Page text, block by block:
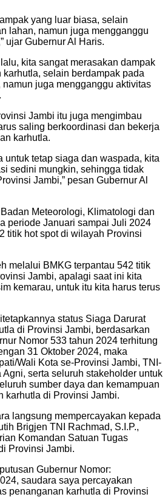
yang luar biasa, selain
lahan, namun juga mengganggu
ujar Gubernur Al Haris.
kita sangat merasakan dampak
karhutla, selain berdampak pada
namun juga mengganggu aktivitas
Jambi itu juga mengimbau
saling berkoordinasi dan bekerja
karhutla.
untuk tetap siaga dan waspada, kita
sedini mungkin, sehingga tidak
Jambi,” pesan Gubernur Al
Meteorologi, Klimatologi dan
periode Januari sampai Juli 2024
titik hot spot di wilayah Provinsi
melalui BMKG terpantau 542 titik
Jambi, apalagi saat ini kita
kemarau, untuk itu kita harus terus
status Siaga Darurat
di Provinsi Jambi, berdasarkan
Nomor 533 tahun 2024 terhitung
31 Oktober 2024, maka
Wali Kota se-Provinsi Jambi, TNI-
serta seluruh stakeholder untuk
sumber daya dan kemampuan
karhutla di Provinsi Jambi.
langsung mempercayakan kepada
Brigjen TNI Rachmad, S.I.P.,
Komandan Satuan Tugas
Provinsi Jambi.
Gubernur Nomor:
saudara saya percayakan
penanganan karhutla di Provinsi